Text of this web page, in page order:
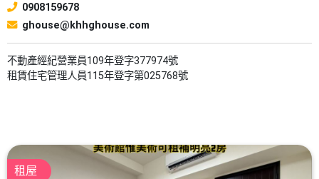
0908159678
ghouse@khhghouse.com
不動產經紀營業員109年登字377974號
租賃住宅管理人員115年登字第025768號
租屋